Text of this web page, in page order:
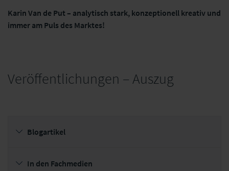
Karin Van de Put – analytisch stark, konzeptionell kreativ und
immer am Puls des Marktes!
Veröffentlichungen –Auszug
Blogartikel
In den Fachmedien